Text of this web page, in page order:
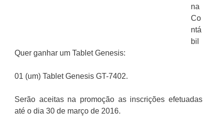
na
Co
ntá
bil
Quer ganhar um Tablet Genesis:
01 (um) Tablet Genesis GT-7402.
Serão aceitas na promoção as inscrições efetuadas
até o dia 30 de março de 2016.